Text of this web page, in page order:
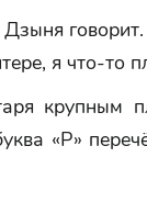
я что-то
крупным
«Р»